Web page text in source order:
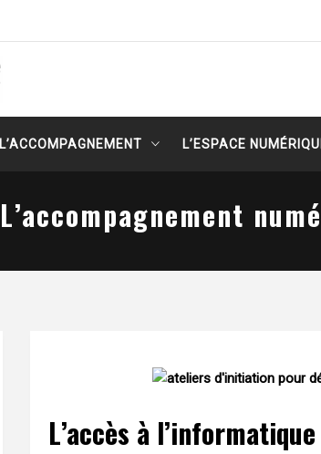
L’ACCOMPAGNEMENT L’ESPACE
L’accompagnement
L’accès à l’informatique